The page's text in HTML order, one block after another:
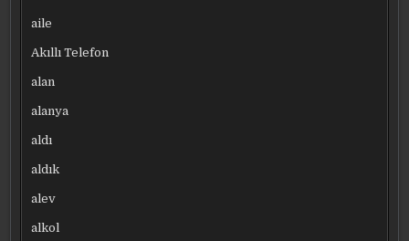
aile
Akıllı Telefon
alan
alanya
aldı
aldık
alev
alkol